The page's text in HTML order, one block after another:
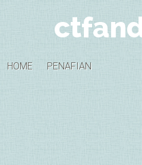
HOME PENAFIAN